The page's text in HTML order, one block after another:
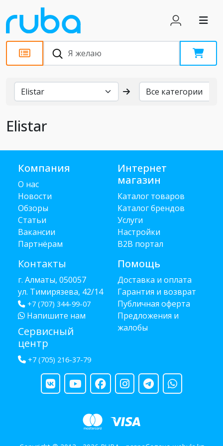
Бренды
Elistar
Компания
О нас
Новости
Обзоры
Статьи
Вакансии
Партнёрам
Контакты
г. Алматы, 050057
ул. Тимирязева, 42/14
+7 (707) 344-99-07
Напишите нам
Сервисный
центр
+7 (705) 216-37-79
Интернет
магазин
Каталог товаров
Каталог брендов
Услуги
Настройки
B2B портал
Помощь
Доставка и оплата
Гарантия и возврат
Публичная оферта
Предложения и
жалобы